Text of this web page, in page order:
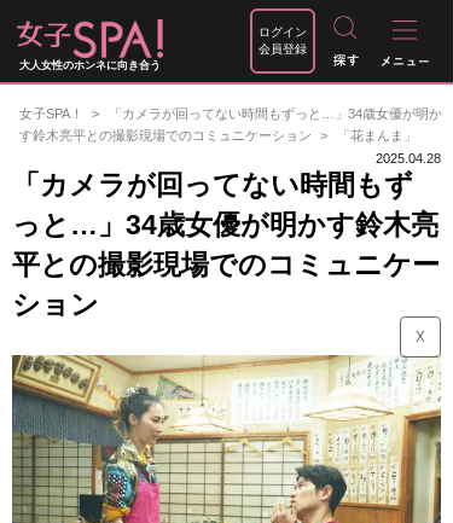
大人女性のホンネに向き合う
ログイン
会員登録
女子SPA！
「カメラが回ってない時間もずっと…」34歳女優が明か
す鈴木亮平との撮影現場でのコミュニケーション
「花まんま」
2025.04.28
「カメラが回ってない時間もず
っと…」34歳女優が明かす鈴木亮
平との撮影現場でのコミュニケー
ション
☓